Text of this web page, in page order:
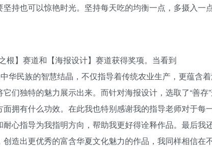
持也可以惊艳时光。坚持每天吃的均衡一点，多摄入一
根】赛道和【海报设计】赛道获得奖项。当看到
华民族的智慧结晶，不仅指导着传统农业生产，更蕴含
们独特的魅力展示出来。而针对海报设计，选取了“善
拥有什么功效。在此我也特别感谢我的指导老师对于
心指导为我指明方向，帮助我更好得诠释作品。最后
造出更优秀的富含华夏文化魅力的作品，我同样相信